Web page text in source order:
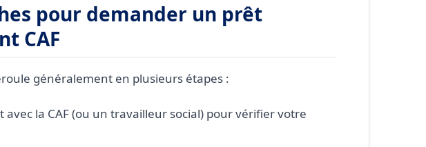
pour demander un prêt
CAF
généralement en plusieurs étapes :
avec la CAF (ou un travailleur social) pour vérifier votre